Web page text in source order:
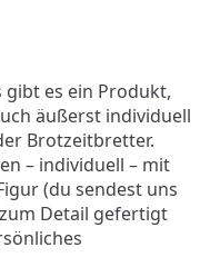
gibt es ein Produkt,
äußerst individuell
Brotzeitbretter.
– individuell – mit
(du sendest uns
Detail gefertigt